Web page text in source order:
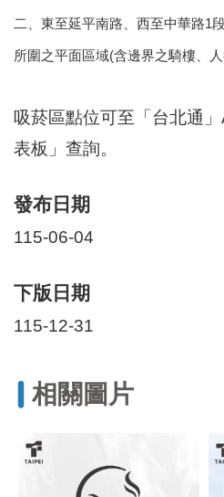
說
臺
鄰
長
名
二、東至延平南路、西至中華路1
所圍之平面區域(含邊界之騎樓、人
吸菸區點位可至「台北通
表板」查詢。
發布日期
115-06-04
下版日期
115-12-31
相關圖片